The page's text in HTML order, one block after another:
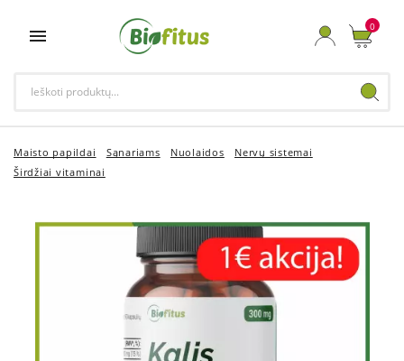
 0
Maisto papildai Sąnariams Nuolaidos
Nervų sistemai
Širdžiai vitaminai